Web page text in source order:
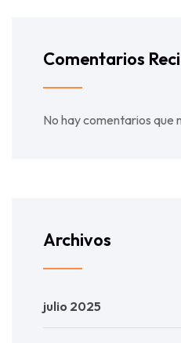
Comentarios
No hay comentarios que
Archivos
julio 2025